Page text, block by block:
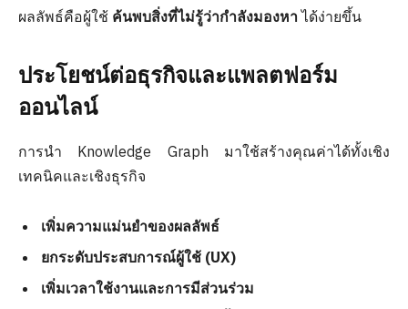
ผลลัพธ์คือผู้ใช้ ค้นพบสิ่งที่ไม่รู้ว่ากำลังมองหา ได้ง่ายขึ้น
ประโยชน์ต่อธุรกิจและแพลตฟอร์ม
ออนไลน์
การนำ Knowledge Graph มาใช้สร้างคุณค่าได้ทั้งเชิง
เทคนิคและเชิงธุรกิจ
เพิ่มความแม่นยำของผลลัพธ์
ยกระดับประสบการณ์ผู้ใช้ (UX)
เพิ่มเวลาใช้งานและการมีส่วนร่วม